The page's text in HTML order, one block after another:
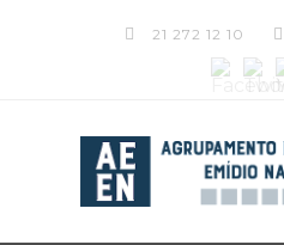
21 272 12 10